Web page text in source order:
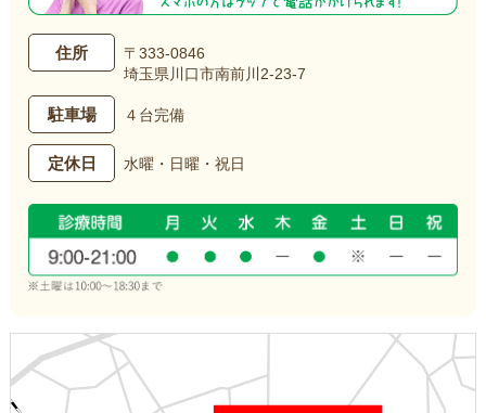
住所
〒333-0846
埼玉県川口市南前川2-23-7
駐車場 ４台完備
定休日 水曜・日曜・祝日